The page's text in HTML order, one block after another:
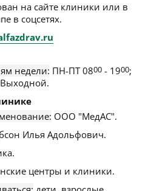
на сайте клиники или в
в соцсетях.
недели: ПН-ПТ 0800 - 1900;
ООО "МедАС".
Илья Адольфович.
центры и клиники.